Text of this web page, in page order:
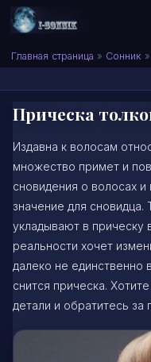
Skip to content
Сонник I-
Главная страница » Сонник »
Прическа
Издавна к волосам
множество примет и
сновидения о волосах
значение для сновидца.
укладывают в прическу
реальности хочет
далеко не единственно
снится прическа.
детали и обратитесь за